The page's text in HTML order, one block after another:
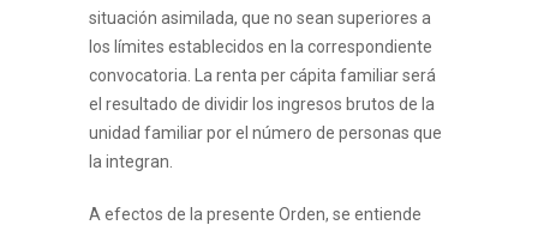
situación asimilada, que no sean superiores a
los límites establecidos en la correspondiente
convocatoria. La renta per cápita familiar será
el resultado de dividir los ingresos brutos de la
unidad familiar por el número de personas que
la integran.
A efectos de la presente Orden, se entiende